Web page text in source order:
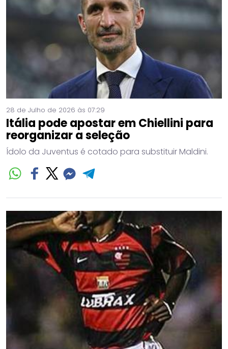
28 de Julho de 2026 às 07:29
Itália pode apostar em Chiellini para
reorganizar a seleção
Ídolo da Juventus é cotado para substituir Maldini.